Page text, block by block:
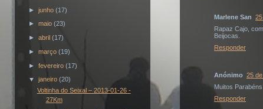
►junho(17)
►maio(23)
►abril(17)
►março(19)
►fevereiro(17)
▼janeiro(20)
Voltinha do Seixal – 2013-01-26 -
27Km
Marlene San
Rapaz Cajo,
Beijocas.
Responder
Anónimo 25
Muitos
Responder